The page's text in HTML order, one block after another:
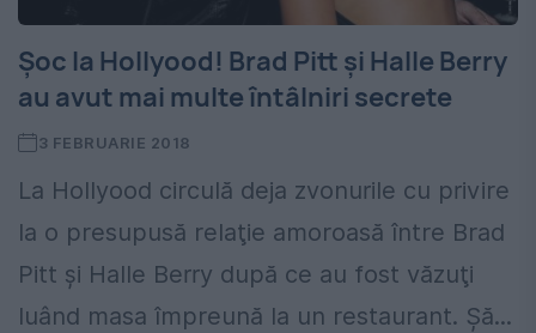
Şoc la Hollyood! Brad Pitt şi Halle Berry
au avut mai multe întâlniri secrete
3 FEBRUARIE 2018
La Hollyood circulă deja zvonurile cu privire
la o presupusă relaţie amoroasă între Brad
Pitt şi Halle Berry după ce au fost văzuţi
luând masa împreună la un restaurant. Şă...